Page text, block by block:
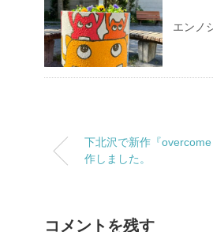
エンノ
下北沢で新作『
作しました。
コメントを残す